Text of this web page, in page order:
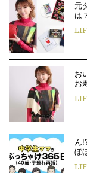
元
は
お
お
ん
ぼ